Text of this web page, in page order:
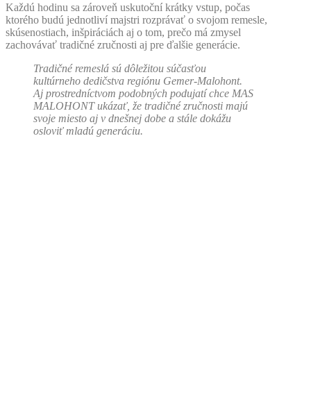
Každú hodinu sa zároveň uskutoční krátky vstup, počas
ktorého budú jednotliví majstri rozprávať o svojom remesle,
skúsenostiach, inšpiráciách aj o tom, prečo má zmysel
zachovávať tradičné zručnosti aj pre ďalšie generácie.
Tradičné remeslá sú dôležitou súčasťou
kultúrneho dedičstva regiónu Gemer-Malohont.
Aj prostredníctvom podobných podujatí chce MAS
MALOHONT ukázať, že tradičné zručnosti majú
svoje miesto aj v dnešnej dobe a stále dokážu
osloviť mladú generáciu.